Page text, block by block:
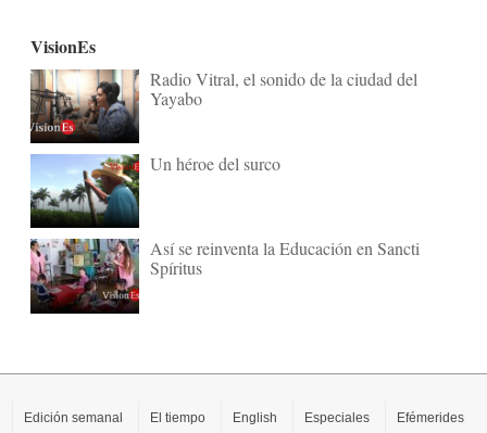
VisionEs
Radio Vitral, el sonido de la ciudad del
Yayabo
Un héroe del surco
Así se reinventa la Educación en Sancti
Spíritus
Edición semanal El tiempo English Especiales Efémerides